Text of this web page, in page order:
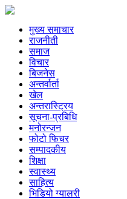
मुख्य समाचार
राजनीती
समाज
विचार
बिजनेस
अन्तर्वार्ता
खेल
अन्तरास्ट्रिय
सूचना-प्रबिधि
मनोरन्जन
फोटो फिचर
सम्पादकीय
शिक्षा
स्वास्थ्य
साहित्य
भिडियो ग्यालरी